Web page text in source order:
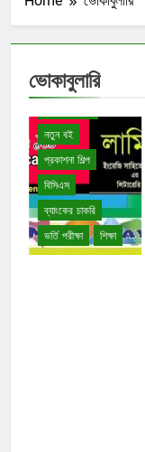
ভোকাবুলারি
নতুন বই
প্রকাশনা শিল্প
বিসিএস
ব্যাংকের চাকরি
ভর্তি পরীক্ষা
শিক্ষা